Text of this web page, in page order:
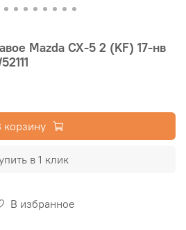
Mazda CX-5 2 (KF) 17-нв
В избранное
корзину
в 1 клик